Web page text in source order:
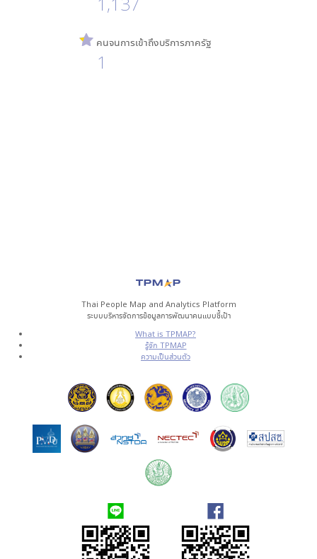
คนจนการเข้าถึงบริการภาครัฐ
1
Thai People Map and Analytics Platform
ระบบบริหารจัดการข้อมูลการพัฒนาคนแบบชี้เป้า
What is TPMAP?
รู้จัก TPMAP
ความเป็นส่วนตัว